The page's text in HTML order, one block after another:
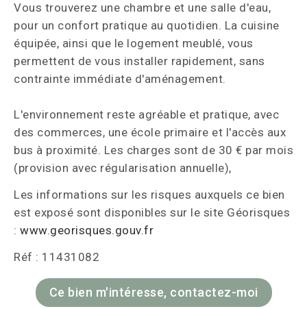
Vous trouverez une chambre et une salle d'eau,
pour un confort pratique au quotidien. La cuisine
équipée, ainsi que le logement meublé, vous
permettent de vous installer rapidement, sans
contrainte immédiate d'aménagement.
L'environnement reste agréable et pratique, avec
des commerces, une école primaire et l'accès aux
bus à proximité. Les charges sont de 30 € par mois
(provision avec régularisation annuelle),
Les informations sur les risques auxquels ce bien
est exposé sont disponibles sur le site Géorisques
: www.georisques.gouv.fr
Réf : 11431082
Ce bien m'intéresse, contactez-moi